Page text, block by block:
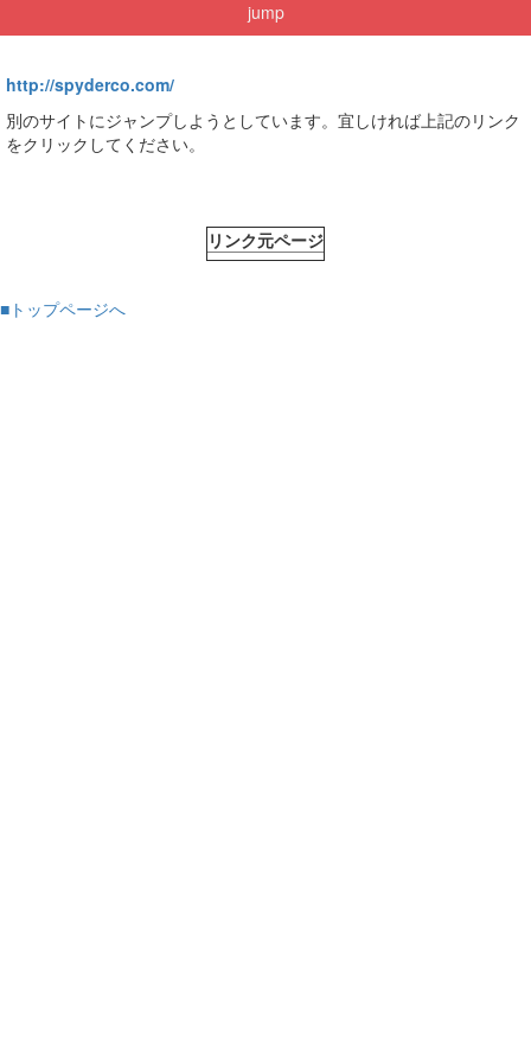
jump
http://spyderco.com/
別のサイトにジャンプしようとしています。宜しければ上記のリンク
をクリックしてください。
リンク元ページ
■トップページへ